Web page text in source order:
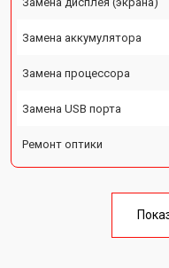
Замена аккумулятора
Замена процессора
Замена USB порта
Ремонт оптики